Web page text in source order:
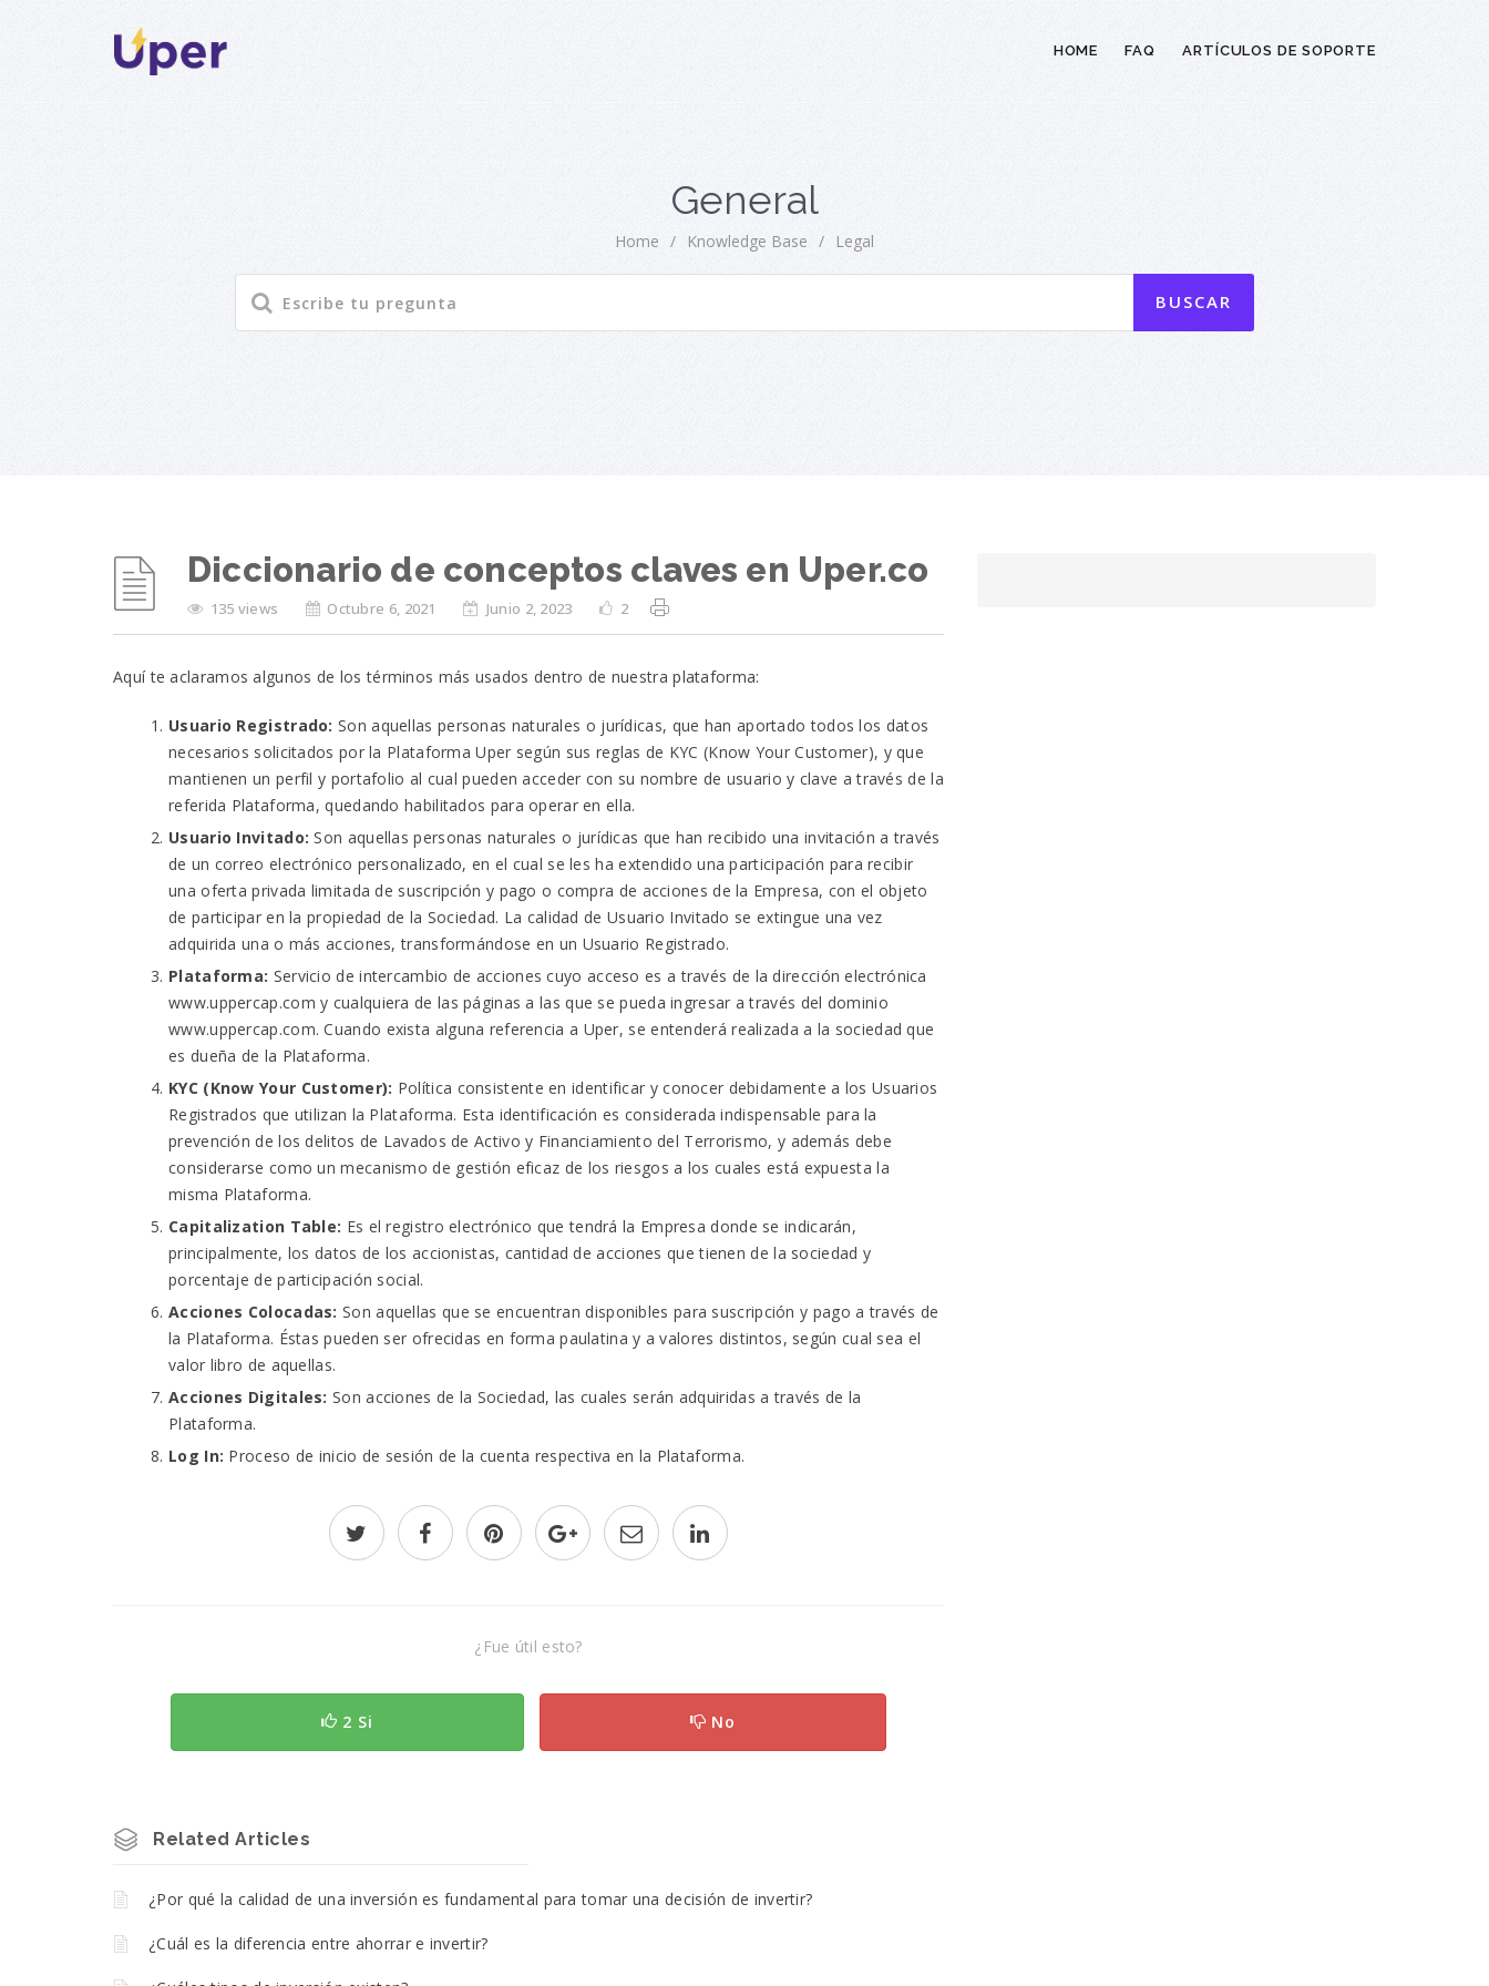
HOME FAQ ARTÍCULOS DE SOPORTE
General
Home / Knowledge Base / Legal
Diccionario de conceptos claves en Uper.co
135 views Octubre 6, 2021 Junio 2, 2023 2
Aquí te aclaramos algunos de los términos más usados dentro de nuestra plataforma:
Usuario Registrado: Son aquellas personas naturales o jurídicas, que han aportado todos los datos
necesarios solicitados por la Plataforma Uper según sus reglas de KYC (Know Your Customer), y que
mantienen un perfil y portafolio al cual pueden acceder con su nombre de usuario y clave a través de la
referida Plataforma, quedando habilitados para operar en ella.
Usuario Invitado: Son aquellas personas naturales o jurídicas que han recibido una invitación a través
de un correo electrónico personalizado, en el cual se les ha extendido una participación para recibir
una oferta privada limitada de suscripción y pago o compra de acciones de la Empresa, con el objeto
de participar en la propiedad de la Sociedad. La calidad de Usuario Invitado se extingue una vez
adquirida una o más acciones, transformándose en un Usuario Registrado.
Plataforma: Servicio de intercambio de acciones cuyo acceso es a través de la dirección electrónica
www.uppercap.com y cualquiera de las páginas a las que se pueda ingresar a través del dominio
www.uppercap.com. Cuando exista alguna referencia a Uper, se entenderá realizada a la sociedad que
es dueña de la Plataforma.
KYC (Know Your Customer): Política consistente en identificar y conocer debidamente a los Usuarios
Registrados que utilizan la Plataforma. Esta identificación es considerada indispensable para la
prevención de los delitos de Lavados de Activo y Financiamiento del Terrorismo, y además debe
considerarse como un mecanismo de gestión eficaz de los riesgos a los cuales está expuesta la
misma Plataforma.
Capitalization Table: Es el registro electrónico que tendrá la Empresa donde se indicarán,
principalmente, los datos de los accionistas, cantidad de acciones que tienen de la sociedad y
porcentaje de participación social.
Acciones Colocadas: Son aquellas que se encuentran disponibles para suscripción y pago a través de
la Plataforma. Éstas pueden ser ofrecidas en forma paulatina y a valores distintos, según cual sea el
valor libro de aquellas.
Acciones Digitales: Son acciones de la Sociedad, las cuales serán adquiridas a través de la
Plataforma.
Log In: Proceso de inicio de sesión de la cuenta respectiva en la Plataforma.
¿Fue útil esto?
2 Si No
Related Articles
¿Por qué la calidad de una inversión es fundamental para tomar una decisión de invertir?
¿Cuál es la diferencia entre ahorrar e invertir?